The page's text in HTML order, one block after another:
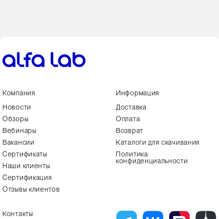
Компания
Новости
Обзоры
Вебинары
Вакансии
Сертификаты
Наши клиенты
Сертификация
Отзывы клиентов
Информация
Доставка
Оплата
Возврат
Каталоги для скачивания
Политика
конфиденциальности
Контакты